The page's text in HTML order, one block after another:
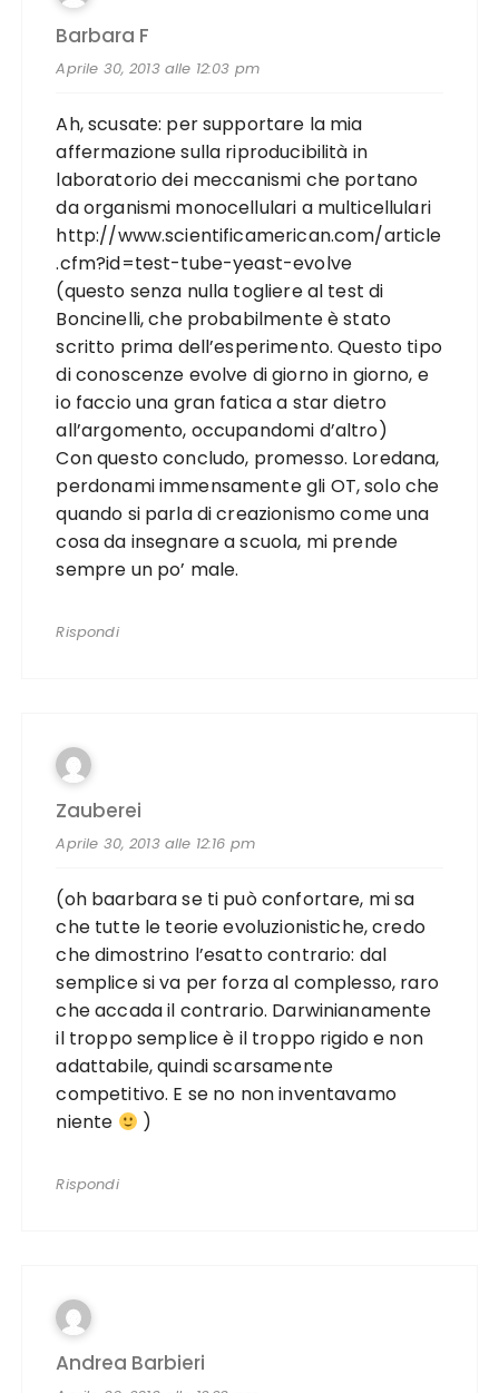
Barbara F
Aprile 30, 2013 alle 12:03 pm
Ah, scusate: per supportare la mia
affermazione sulla riproducibilità in
laboratorio dei meccanismi che portano
da organismi monocellulari a multicellulari
http://www.scientificamerican.com/article
.cfm?id=test-tube-yeast-evolve
(questo senza nulla togliere al test di
Boncinelli, che probabilmente è stato
scritto prima dell’esperimento. Questo tipo
di conoscenze evolve di giorno in giorno, e
io faccio una gran fatica a star dietro
all’argomento, occupandomi d’altro)
Con questo concludo, promesso. Loredana,
perdonami immensamente gli OT, solo che
quando si parla di creazionismo come una
cosa da insegnare a scuola, mi prende
sempre un po’ male.
Rispondi
Zauberei
Aprile 30, 2013 alle 12:16 pm
(oh baarbara se ti può confortare, mi sa
che tutte le teorie evoluzionistiche, credo
che dimostrino l’esatto contrario: dal
semplice si va per forza al complesso, raro
che accada il contrario. Darwinianamente
il troppo semplice è il troppo rigido e non
adattabile, quindi scarsamente
competitivo. E se no non inventavamo
niente
)
Rispondi
Andrea Barbieri